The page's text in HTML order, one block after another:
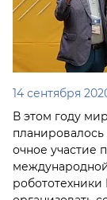
14 сентября
В этом году
очное участие